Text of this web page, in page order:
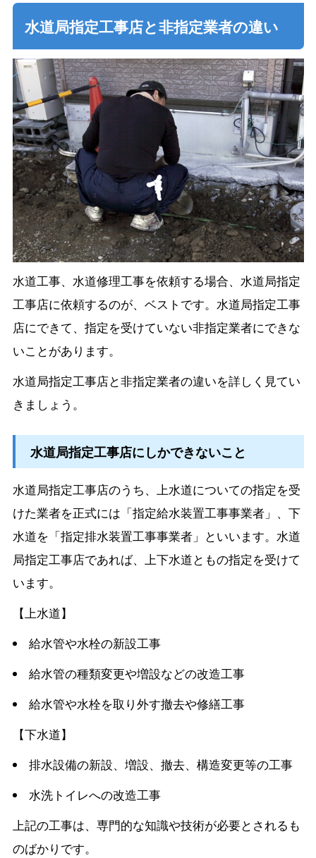
水道局指定工事店と非指定業者の違い
水道工事、水道修理工事を依頼する場合、水道局指定
工事店に依頼するのが、ベストです。水道局指定工事
店にできて、指定を受けていない非指定業者にできな
いことがあります。
水道局指定工事店と非指定業者の違いを詳しく見てい
きましょう。
水道局指定工事店にしかできないこと
水道局指定工事店のうち、上水道についての指定を受
けた業者を正式には「指定給水装置工事事業者」、下
水道を「指定排水装置工事事業者」といいます。水道
局指定工事店であれば、上下水道ともの指定を受けて
います。
【上水道】
給水管や水栓の新設工事
給水管の種類変更や増設などの改造工事
給水管や水栓を取り外す撤去や修繕工事
【下水道】
排水設備の新設、増設、撤去、構造変更等の工事
水洗トイレへの改造工事
上記の工事は、専門的な知識や技術が必要とされるも
のばかりです。